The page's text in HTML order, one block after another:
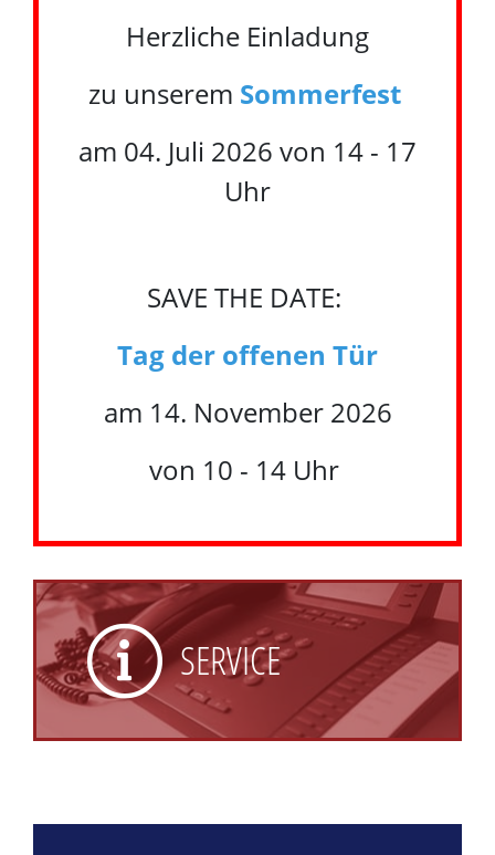
Herzliche Einladung
zu unserem Sommerfest
am 04. Juli 2026 von 14 - 17
Uhr
SAVE THE DATE:
Tag der offenen Tür
am 14. November 2026
von 10 - 14 Uhr
SERVICE